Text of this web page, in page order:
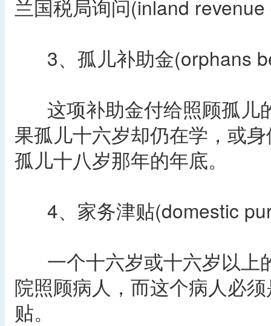
兰国税局询问(inland
3、孤儿补助金(orphans
这项补助金付给照顾孤儿
果孤儿十六岁却仍在学，或
孤儿十八岁那年的年底。
4、家务津贴(domestic
一个十六岁或十六岁以上
院照顾病人，而这个病人必
贴。